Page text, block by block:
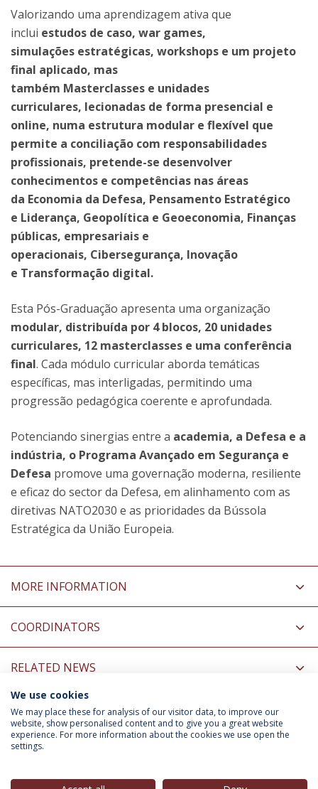
Valorizando uma aprendizagem ativa que
inclui estudos de caso, war games,
simulações estratégicas, workshops e um projeto
final aplicado, mas
também Masterclasses e unidades
curriculares, lecionadas de forma presencial e
online, numa estrutura modular e flexível que
permite a conciliação com responsabilidades
profissionais, pretende-se desenvolver
conhecimentos e competências nas áreas
da Economia da Defesa, Pensamento Estratégico
e Liderança, Geopolítica e Geoeconomia, Finanças
públicas, empresariais e
operacionais, Cibersegurança, Inovação
e Transformação digital.
Esta Pós-Graduação apresenta uma organização
modular, distribuída por 4 blocos, 20 unidades
curriculares, 12 masterclasses e uma conferência
final. Cada módulo curricular aborda temáticas
específicas, mas interligadas, permitindo uma
progressão pedagógica coerente e aprofundada.
Potenciando sinergias entre a academia, a Defesa e a
indústria, o Programa Avançado em Segurança e
Defesa promove uma governação moderna, resiliente
e eficaz do sector da Defesa, em alinhamento com as
diretivas NATO2030 e as prioridades da Bússola
Estratégica da União Europeia.
MORE INFORMATION
COORDINATORS
RELATED NEWS
INFORMATION FOR
Privacy Policy
We use cookies
We may place these for analysis of our visitor data, to improve our
website, show personalised content and to give you a great website
experience. For more information about the cookies we use open the
settings.